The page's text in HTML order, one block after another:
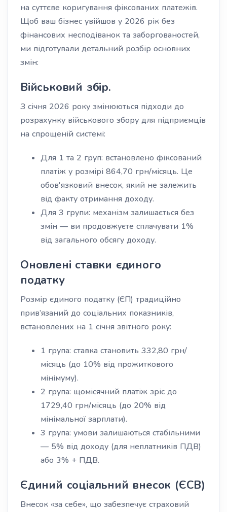
на суттєве коригування фіксованих платежів.
Щоб ваш бізнес увійшов у 2026 рік без
фінансових несподіванок та заборгованостей,
ми підготували детальний розбір основних
змін:
Військовий збір.
З січня 2026 року змінюються підходи до
розрахунку військового збору для підприємців
на спрощеній системі:
Для 1 та 2 груп: встановлено фіксований
платіж у розмірі 864,70 грн/місяць. Це
обов'язковий внесок, який не залежить
від факту отримання доходу.
Для 3 групи: механізм залишається без
змін — ви продовжуєте сплачувати 1%
від загального обсягу доходу.
Оновлені ставки єдиного
податку
Розмір єдиного податку (ЄП) традиційно
прив’язаний до соціальних показників,
встановлених на 1 січня звітного року:
1 група: ставка становить 332,80 грн/
місяць (до 10% від прожиткового
мінімуму).
2 група: щомісячний платіж зріс до
1729,40 грн/місяць (до 20% від
мінімальної зарплати).
3 група: умови залишаються стабільними
— 5% від доходу (для неплатників ПДВ)
або 3% + ПДВ.
Єдиний соціальний внесок (ЄСВ)
Внесок «за себе», що забезпечує страховий